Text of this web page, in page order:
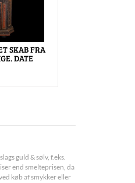
SKAB FRA
DATE
guld & sølv, f.eks.
end smelteprisen, da
køb af smykker eller